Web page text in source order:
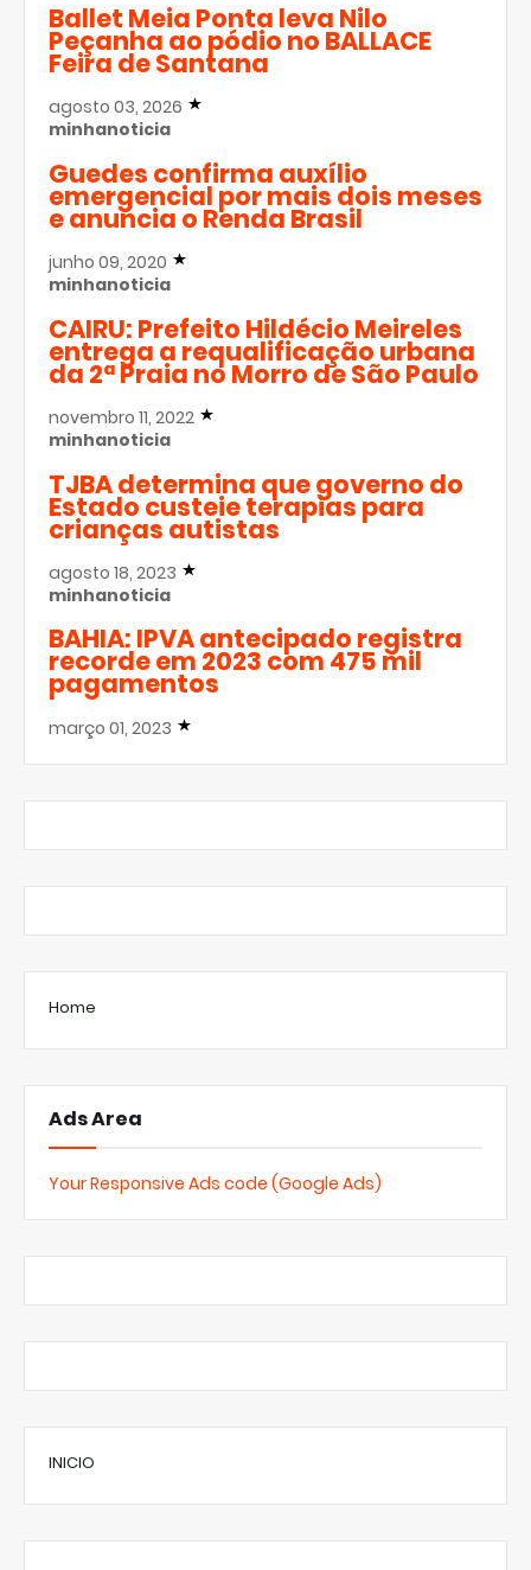
Ballet Meia Ponta leva Nilo
Peçanha ao pódio no BALLACE
Feira de Santana
agosto 03, 2026
minhanoticia
Guedes confirma auxílio
emergencial por mais dois meses
e anuncia o Renda Brasil
junho 09, 2020
minhanoticia
CAIRU: Prefeito Hildécio Meireles
entrega a requalificação urbana
da 2ª Praia no Morro de São Paulo
novembro 11, 2022
minhanoticia
TJBA determina que governo do
Estado custeie terapias para
crianças autistas
agosto 18, 2023
minhanoticia
BAHIA: IPVA antecipado registra
recorde em 2023 com 475 mil
pagamentos
março 01, 2023
Home
Ads Area
Your Responsive Ads code (Google Ads)
INICIO